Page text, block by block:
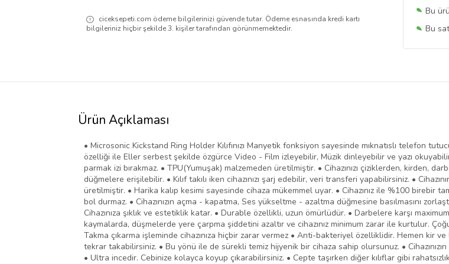
Bu
Bu
Bu
ciceksepeti.com ödeme bilgilerinizi güvende tutar. Ödeme esnasında kredi kartı
bilgileriniz hiçbir şekilde 3. kişiler tarafından görünmemektedir.
Ürün Açıklaması
• Microsonic Kickstand Ring Holder Kılıfınızı Manyetik fonksiyon sayesinde mıknatıslı telefon
özelliği ile Eller serbest şekilde özgürce Video - Film izleyebilir, Müzik dinleyebilir ve yazı
parmak izi bırakmaz. • TPU(Yumuşak) malzemeden üretilmiştir. • Cihazınızı çiziklerden, kirden,
düğmelere erişilebilir. • Kılıf takılı iken cihazınızı şarj edebilir, veri transferi yapabilirsiniz. •
üretilmiştir. • Harika kalıp kesimi sayesinde cihaza mükemmel uyar. • Cihazınız ile %100 birebir
bol durmaz. • Cihazınızın açma - kapatma, Ses yükseltme - azaltma düğmesine basılmasını
Cihazınıza şıklık ve estetiklik katar. • Durable özellikli, uzun ömürlüdür. • Darbelere karşı
kaymalarda, düşmelerde yere çarpma şiddetini azaltır ve cihazınız minimum zarar ile kurtulur. Çoğu
Takma çıkarma işleminde cihazınıza hiçbir zarar vermez • Anti-bakteriyel özelliklidir. Hemen kir ve
tekrar takabilirsiniz. • Bu yönü ile de sürekli temiz hijyenik bir cihaza sahip olursunuz. •
• Ultra incedir. Cebinize kolayca koyup çıkarabilirsiniz. • Cepte taşırken diğer kılıflar gibi